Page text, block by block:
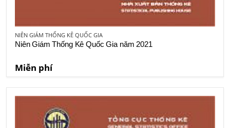
NIÊN GIÁM THỐNG KÊ QUỐC GIA
Niên Giám Thống Kê Quốc Gia năm 2021
Miễn phí